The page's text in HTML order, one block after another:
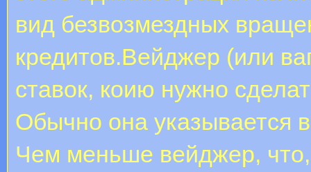
вид безвозмездных
кредитов.Вейджер (или
ставок, коию нужно
Обычно она указывается
Чем меньше вейджер,